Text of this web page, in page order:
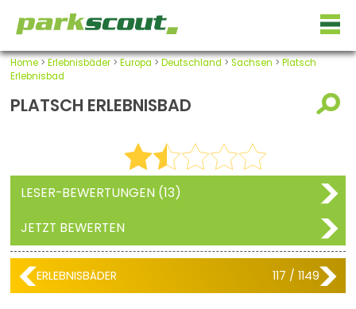
Home> Erlebnisbäder> Europa > Deutschland > Sachsen > Platsch
Erlebnisbad
PLATSCH ERLEBNISBAD
LESER-BEWERTUNGEN (13)
JETZT BEWERTEN
ERLEBNISBÄDER 117 / 1149